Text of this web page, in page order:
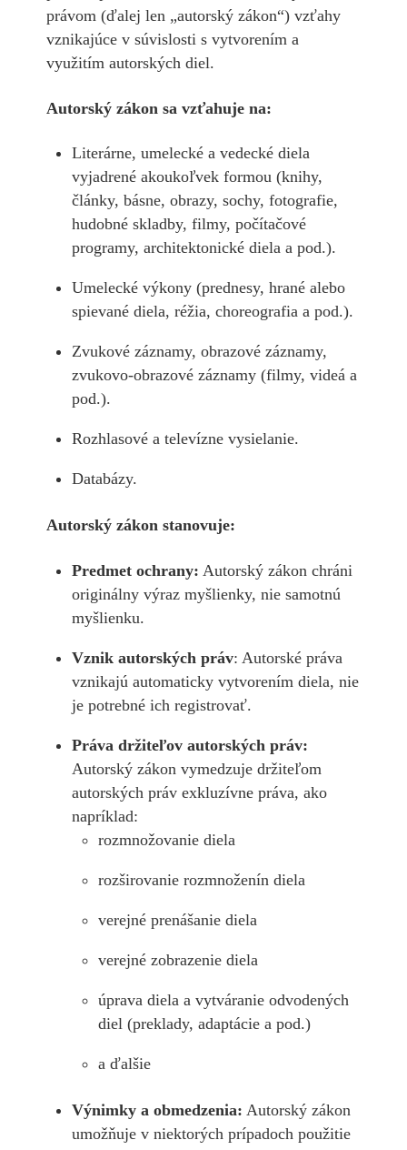
právom (ďalej len „autorský zákon“) vzťahy
vznikajúce v súvislosti s vytvorením a
využitím autorských diel.
Autorský zákon sa vzťahuje na:
Literárne, umelecké a vedecké diela
vyjadrené akoukoľvek formou (knihy,
články, básne, obrazy, sochy, fotografie,
hudobné skladby, filmy, počítačové
programy, architektonické diela a pod.).
Umelecké výkony (prednesy, hrané alebo
spievané diela, réžia, choreografia a pod.).
Zvukové záznamy, obrazové záznamy,
zvukovo-obrazové záznamy (filmy, videá a
pod.).
Rozhlasové a televízne vysielanie.
Databázy.
Autorský zákon stanovuje:
Predmet ochrany: Autorský zákon chráni
originálny výraz myšlienky, nie samotnú
myšlienku.
Vznik autorských práv: Autorské práva
vznikajú automaticky vytvorením diela, nie
je potrebné ich registrovať.
Práva držiteľov autorských práv:
Autorský zákon vymedzuje držiteľom
autorských práv exkluzívne práva, ako
napríklad:
rozmnožovanie diela
rozširovanie rozmnoženín diela
verejné prenášanie diela
verejné zobrazenie diela
úprava diela a vytváranie odvodených
diel (preklady, adaptácie a pod.)
a ďalšie
Výnimky a obmedzenia: Autorský zákon
umožňuje v niektorých prípadoch použitie